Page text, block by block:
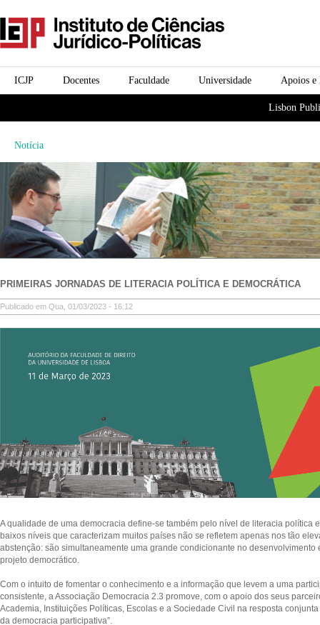
principal
icjp
menu-institucional Apoios e
Universidade
Faculdade
Docentes
ICJP
Lisbon
Notícia
PRIMEIRAS JORNADAS DE LITERACIA POLÍTICA E DEMOCRÁTICA
Publicado em Qua, 01/03/2023 - 16:12
A qualidade de uma democracia define-se também pelo nível de literacia política
baixos níveis que caracterizam muitos países não se refletem apenas nos tão
abstenção: são simultaneamente uma grande condicionante no
projeto democrático.
Com o intuito de fomentar o conhecimento e a informação que levem a uma
consistente, a Associação Democracia 2.3 promove, com o apoio dos seus
Academia, Instituições Políticas, Escolas e a Sociedade Civil na resposta
da democracia participativa”.